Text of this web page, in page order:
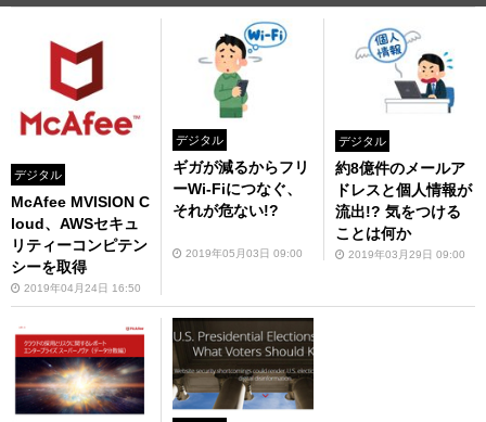
デジタル
McAfee MVISION C
loud、AWSセキュ
リティーコンピテン
シーを取得
2019年04月24日 16:50
デジタル
ギガが減るからフリ
ーWi-Fiにつなぐ、
それが危ない!?
2019年05月03日 09:00
デジタル
約8億件のメールア
ドレスと個人情報が
流出!? 気をつける
ことは何か
2019年03月29日 09:00